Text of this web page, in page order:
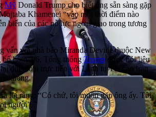
Mỹ Donald Trump cho biết ông sẵn sàng gặp
Khamenei “vào một thời điểm nào
biến của các nỗ lực ngoại giao trong tương
vấn với nhà báo Miranda Devine thuộc New
bố hôm 3/6, Tổng thốngTrump được hỏi liệu
đối thoại trực tiếp với Lãnh tụ Tối cao Iran
không.
lời rằng: “Có chứ, tôi muốn gặp ông ấy. Tôi
người”.